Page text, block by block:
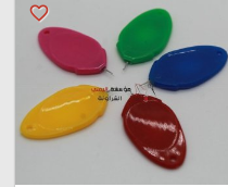
favorite_border